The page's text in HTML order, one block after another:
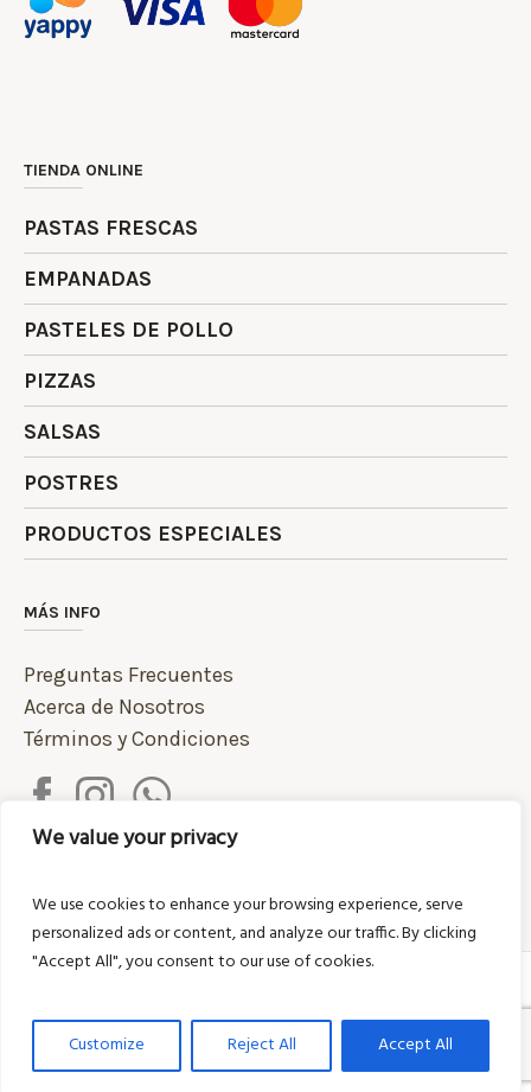
We value your privacy
We use cookies to enhance your browsing experience, serve
personalized ads or content, and analyze our traffic. By clicking
"Accept All", you consent to our use of cookies.
Customize Reject All Accept All
TIENDA ONLINE
PASTAS FRESCAS
EMPANADAS
PASTELES DE POLLO
PIZZAS
SALSAS
POSTRES
PRODUCTOS ESPECIALES
MÁS INFO
Preguntas Frecuentes
Acerca de Nosotros
Términos y Condiciones
Desarrollo Web por 4toestudio